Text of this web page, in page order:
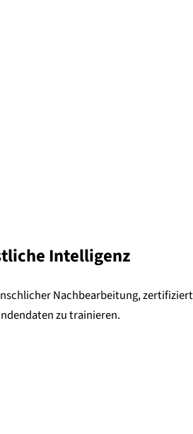
Intelligenz
Nachbearbeitung,
zu trainieren.